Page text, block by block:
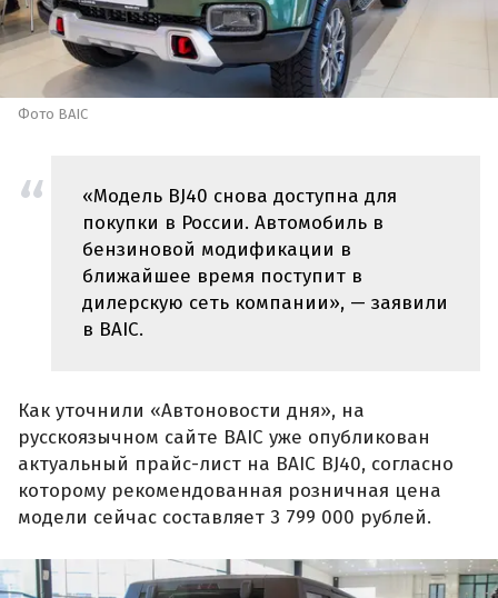
Фото BAIC
«Модель BJ40 снова доступна для
покупки в России. Автомобиль в
бензиновой модификации в
ближайшее время поступит в
дилерскую сеть компании», — заявили
в BAIC.
Как уточнили «Автоновости дня», на
русскоязычном сайте BAIC уже опубликован
актуальный прайс-лист на BAIC BJ40, согласно
которому рекомендованная розничная цена
модели сейчас составляет 3 799 000 рублей.